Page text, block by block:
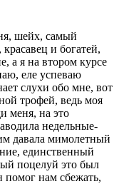
шейх, самый
и богатей,
а я на втором курсе
еле успеваю
слухи обо мне, вот
трофей, ведь моя
меня, на это
недельные-
давала мимолетный
единственный
поцелуй это был
помог нам сбежать,